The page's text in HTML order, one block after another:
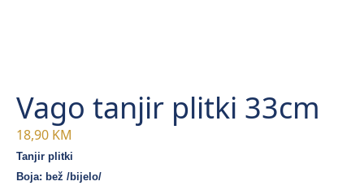
Vago tanjir plitki 33cm
18,90 KM
Tanjir plitki
Boja: bež /bijelo/